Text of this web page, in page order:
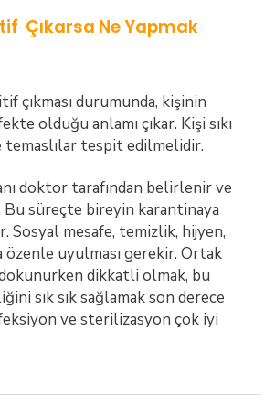
Çıkarsa Ne Yapmak
çıkması durumunda, kişinin
olduğu anlamı çıkar. Kişi sıkı
temaslılar tespit edilmelidir.
doktor tarafından belirlenir ve
Bu süreçte bireyin karantinaya
Sosyal mesafe, temizlik, hijyen,
özenle uyulması gerekir. Ortak
dikkatli olmak, bu
sık sık sağlamak son derece
ve sterilizasyon çok iyi